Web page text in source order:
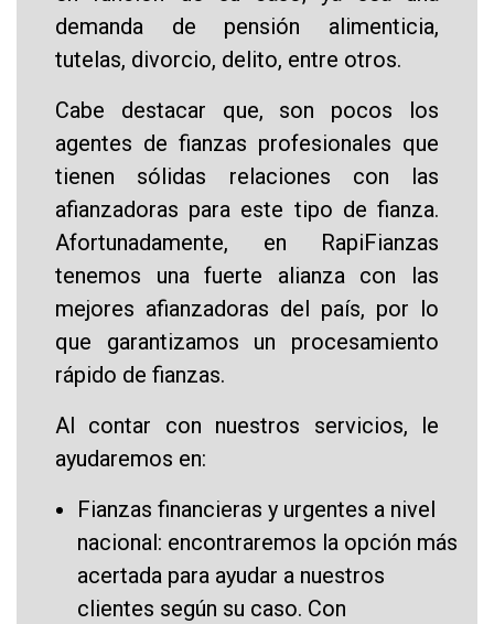
demanda de pensión alimenticia,
tutelas, divorcio, delito, entre otros.
Cabe destacar que, son pocos los
agentes de fianzas profesionales que
tienen sólidas relaciones con las
afianzadoras para este tipo de fianza.
Afortunadamente, en RapiFianzas
tenemos una fuerte alianza con las
mejores afianzadoras del país, por lo
que garantizamos un procesamiento
rápido de fianzas.
Al contar con nuestros servicios, le
ayudaremos en:
Fianzas financieras y urgentes a nivel
nacional: encontraremos la opción más
acertada para ayudar a nuestros
clientes según su caso. Con